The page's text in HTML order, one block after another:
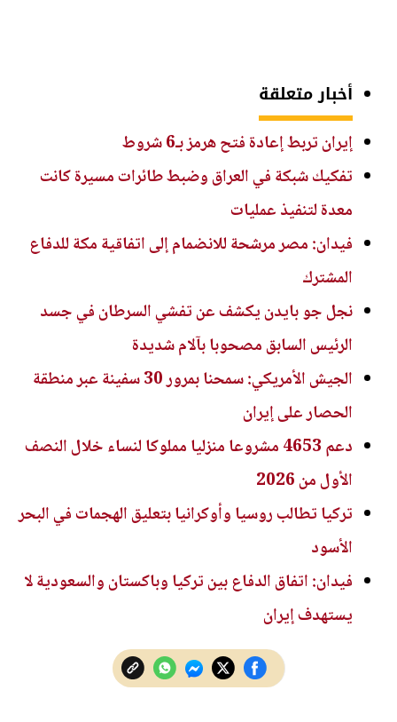
أخبار متعلقة
إيران تربط إعادة فتح هرمز بـ6 شروط
تفكيك شبكة في العراق وضبط طائرات مسيرة كانت
معدة لتنفيذ عمليات
فيدان: مصر مرشحة للانضمام إلى اتفاقية مكة للدفاع
المشترك
نجل جو بايدن يكشف عن تفشي السرطان في جسد
الرئيس السابق مصحوبا بآلام شديدة
الجيش الأمريكي: سمحنا بمرور 30 سفينة عبر منطقة
الحصار على إيران
دعم 4653 مشروعا منزليا مملوكا لنساء خلال النصف
الأول من 2026
تركيا تطالب روسيا وأوكرانيا بتعليق الهجمات في البحر
الأسود
فيدان: اتفاق الدفاع بين تركيا وباكستان والسعودية لا
يستهدف إيران